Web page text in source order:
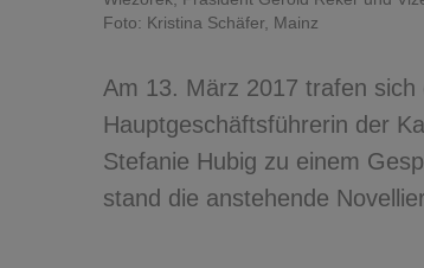
Foto: Kristina Schäfer, Mainz
Am 13. März 2017 trafen sich
Hauptgeschäftsführerin der
Stefanie Hubig zu einem
stand die anstehende